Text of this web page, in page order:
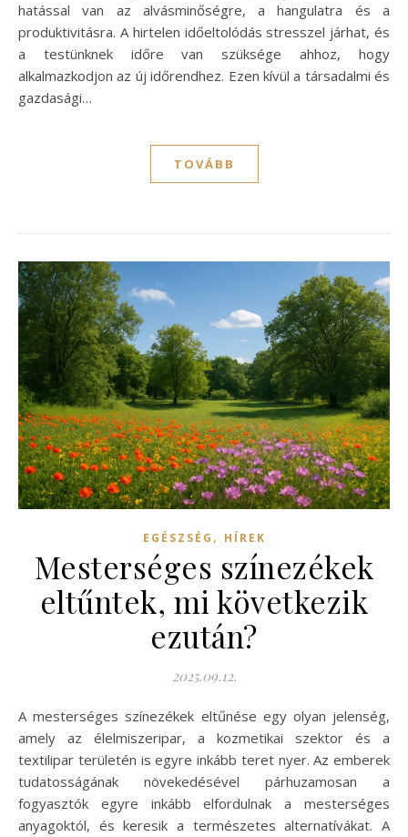
hatással van az alvásminőségre, a hangulatra és a
produktivitásra. A hirtelen időeltolódás stresszel járhat, és
a testünknek időre van szüksége ahhoz, hogy
alkalmazkodjon az új időrendhez. Ezen kívül a társadalmi és
gazdasági…
TOVÁBB
EGÉSZSÉG , HÍREK
Mesterséges színezékek
eltűntek, mi következik
ezután?
2025.09.12.
A mesterséges színezékek eltűnése egy olyan jelenség,
amely az élelmiszeripar, a kozmetikai szektor és a
textilipar területén is egyre inkább teret nyer. Az emberek
tudatosságának növekedésével párhuzamosan a
fogyasztók egyre inkább elfordulnak a mesterséges
anyagoktól, és keresik a természetes alternatívákat. A